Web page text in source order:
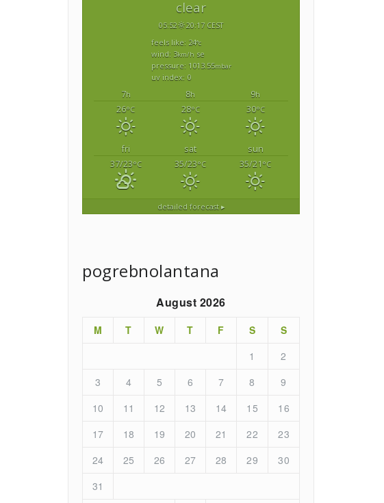
clear
05:52 20:17 CEST
feels like: 24°c
wind: 3km/h se
pressure: 1013.55mbar
uv index: 0
7h 8h 9h
26°C 28°C 30°C
fri sat
sun
37/23°C 35/23°C 35/21 °C
detailed forecast ▸
pogrebnolantana
August 2026
M T W T F S S
1
2
3
4 5 6 7 8
9
10
11 12 13 14 15
16
17
18 19 20 21 22
23
24
25 26 27 28 29
30
31